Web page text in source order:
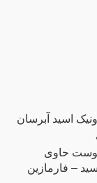
حاوی
– فارمازین